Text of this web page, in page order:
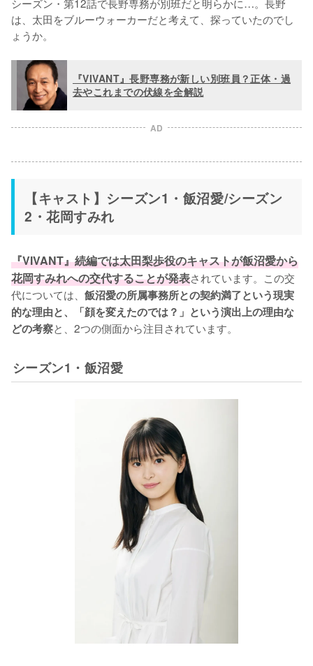
シーズン・第12話で長野専務が別班だと明らかに…。長野
は、太田をブルーウォーカーだと考えて、探っていたのでし
ょうか。
『VIVANT』長野専務が新しい別班員？正体・過
去やこれまでの伏線を全解説
AD
【キャスト】シーズン1・飯沼愛/シーズン
2・花岡すみれ
『VIVANT』続編では太田梨歩役のキャストが飯沼愛から
花岡すみれへの交代することが発表されています。この交
代については、 飯沼愛の所属事務所との契約満了という現実
的な理由と、「顔を変えたのでは？」という演出上の理由な
どの考察と、2つの側面から注目されています。
シーズン1・飯沼愛